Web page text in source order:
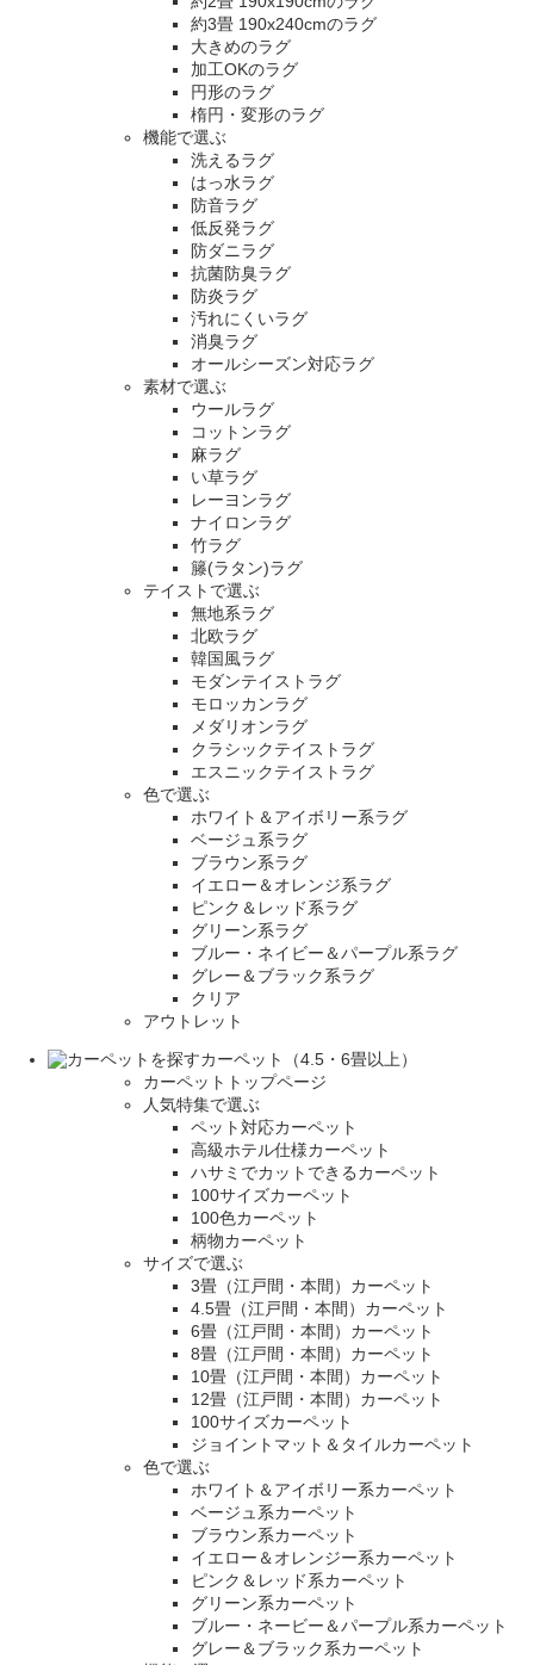
約3畳 190x240cmのラグ
大きめのラグ
加工OKのラグ
円形のラグ
楕円・変形のラグ
機能で選ぶ
洗えるラグ
はっ水ラグ
防音ラグ
低反発ラグ
防ダニラグ
抗菌防臭ラグ
防炎ラグ
汚れにくいラグ
消臭ラグ
オールシーズン対応ラグ
素材で選ぶ
ウールラグ
コットンラグ
麻ラグ
い草ラグ
レーヨンラグ
ナイロンラグ
竹ラグ
籐(ラタン)ラグ
テイストで選ぶ
無地系ラグ
北欧ラグ
韓国風ラグ
モダンテイストラグ
モロッカンラグ
メダリオンラグ
クラシックテイストラグ
エスニックテイストラグ
色で選ぶ
ホワイト＆アイボリー系ラグ
ベージュ系ラグ
ブラウン系ラグ
イエロー＆オレンジ系ラグ
ピンク＆レッド系ラグ
グリーン系ラグ
ブルー・ネイビー＆パープル系ラグ
グレー＆ブラック系ラグ
クリア
アウトレット
カーペット（4.5・6畳以上）
カーペットトップページ
人気特集で選ぶ
ペット対応カーペット
高級ホテル仕様カーペット
ハサミでカットできるカーペット
100サイズカーペット
100色カーペット
柄物カーペット
サイズで選ぶ
3畳（江戸間・本間）カーペット
4.5畳（江戸間・本間）カーペット
6畳（江戸間・本間）カーペット
8畳（江戸間・本間）カーペット
10畳（江戸間・本間）カーペット
12畳（江戸間・本間）カーペット
100サイズカーペット
ジョイントマット＆タイルカーペット
色で選ぶ
ホワイト＆アイボリー系カーペット
ベージュ系カーペット
ブラウン系カーペット
イエロー＆オレンジー系カーペット
ピンク＆レッド系カーペット
グリーン系カーペット
ブルー・ネービー＆パープル系カーペット
グレー＆ブラック系カーペット